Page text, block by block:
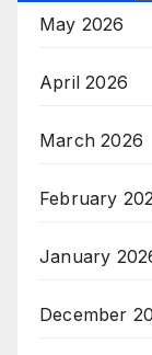
May 2026
April 2026
March 2026
February
January
December